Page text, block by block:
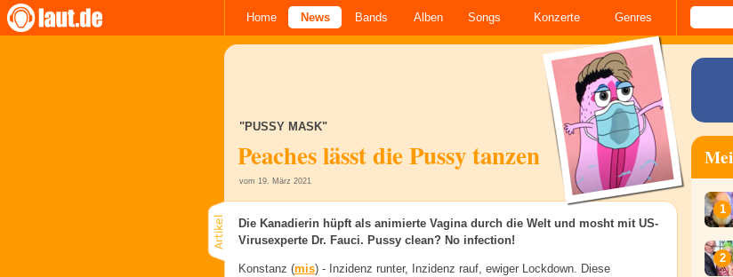
Home News Bands Alben Songs Konzerte Genres
"PUSSY MASK"
Peaches lässt die Pussy tanzen
vom 19. März 2021
Die Kanadierin hüpft als animierte Vagina durch die Welt und mosht mit US-
Virusexperte Dr. Fauci. Pussy clean? No infection!
Konstanz (mis) - Inzidenz runter, Inzidenz rauf, ewiger Lockdown. Diese